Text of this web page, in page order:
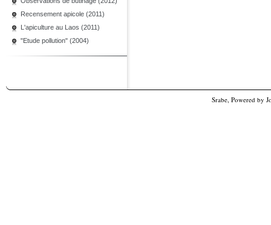
Recensement apicole (2011)
L'apiculture au Laos (2011)
"Etude pollution" (2004)
Srabe, Powered by